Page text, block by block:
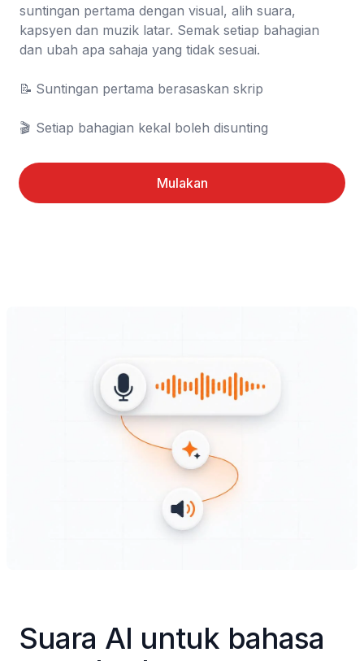
suntingan pertama dengan visual, alih suara,
kapsyen dan muzik latar. Semak setiap bahagian
dan ubah apa sahaja yang tidak sesuai.
📝	Suntingan pertama berasaskan skrip
🎬	Setiap bahagian kekal boleh disunting
Mulakan
Suara AI untuk bahasa